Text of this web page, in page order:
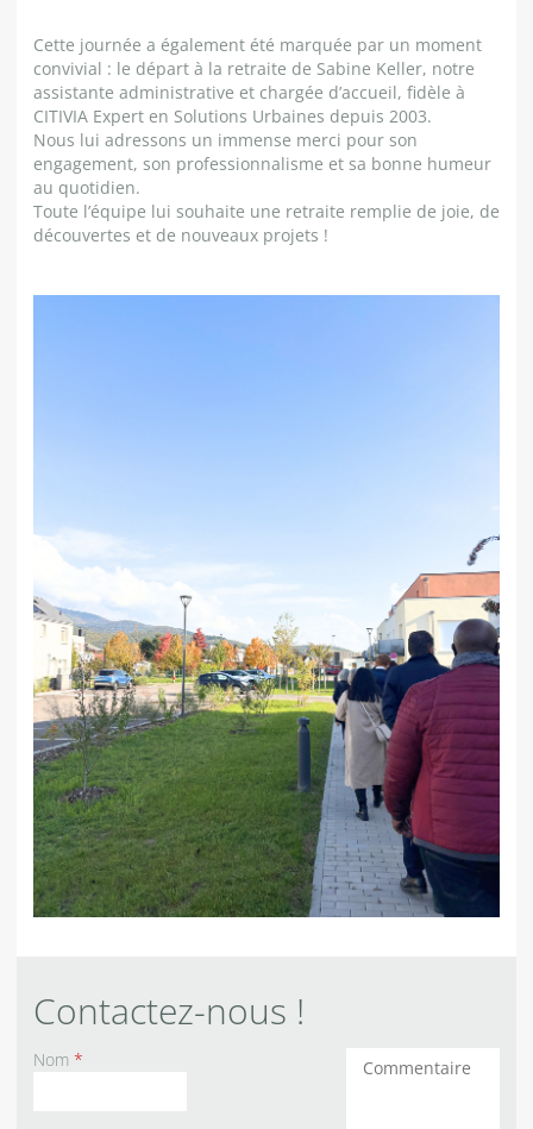
Cette journée a également été marquée par un moment
convivial : le départ à la retraite de Sabine Keller, notre
assistante administrative et chargée d’accueil, fidèle à
CITIVIA Expert en Solutions Urbaines depuis 2003.
Nous lui adressons un immense merci pour son
engagement, son professionnalisme et sa bonne humeur
au quotidien.
Toute l’équipe lui souhaite une retraite remplie de joie, de
découvertes et de nouveaux projets !
Contactez-nous !
Nom * Commentaires